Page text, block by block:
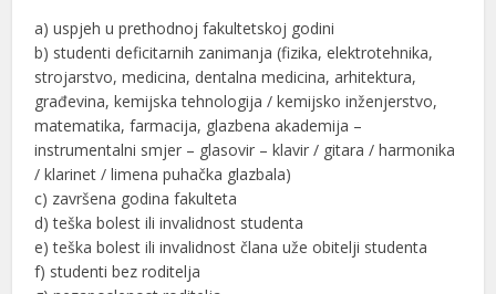
a) uspjeh u prethodnoj fakultetskoj godini
b) studenti deficitarnih zanimanja (fizika, elektrotehnika,
strojarstvo, medicina, dentalna medicina, arhitektura,
građevina, kemijska tehnologija / kemijsko inženjerstvo,
matematika, farmacija, glazbena akademija –
instrumentalni smjer – glasovir – klavir / gitara / harmonika
/ klarinet / limena puhačka glazbala)
c) završena godina fakulteta
d) teška bolest ili invalidnost studenta
e) teška bolest ili invalidnost člana uže obitelji studenta
f) studenti bez roditelja